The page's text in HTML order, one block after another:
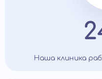
Наша клиника